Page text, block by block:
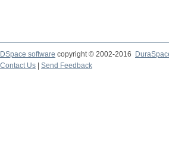
DSpace software copyright © 2002-2016
Contact Us
Send Feedback